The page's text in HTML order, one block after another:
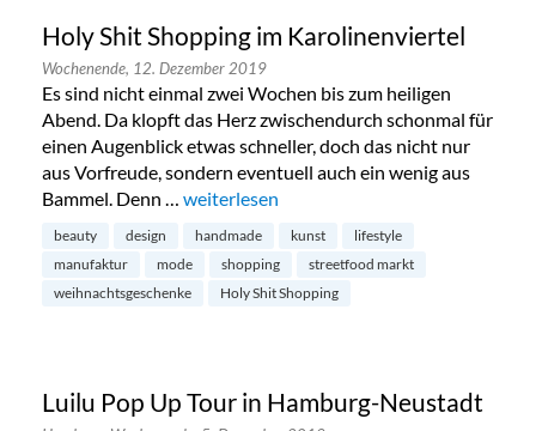
Holy Shit Shopping im Karolinenviertel
Wochenende, 12. Dezember 2019
Es sind nicht einmal zwei Wochen bis zum heiligen
Abend. Da klopft das Herz zwischendurch schonmal für
einen Augenblick etwas schneller, doch das nicht nur
aus Vorfreude, sondern eventuell auch ein wenig aus
Bammel. Denn … „Holy Shit Shopping im Karolinenviertel“
weiterlesen
beauty design handmade kunst
lifestyle
manufaktur
mode shopping
streetfood markt
weihnachtsgeschenke
Holy Shit Shopping
Luilu Pop Up Tour in Hamburg-Neustadt